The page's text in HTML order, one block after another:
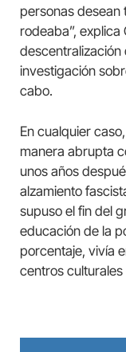
personas desean
rodeaba”,
descentralización
investigación
cabo.
En cualquier
manera abrupta
unos años
alzamiento
supuso el fin del
educación de la
porcentaje, vivía
centros